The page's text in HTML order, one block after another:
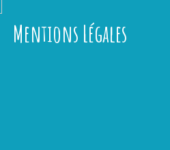
Mentions Légales